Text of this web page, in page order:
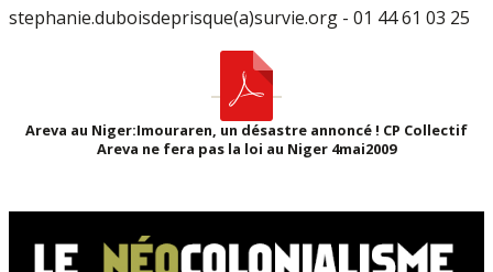
stephanie.duboisdeprisque(a)survie.org - 01 44 61 03 25
Areva au Niger:Imouraren, un désastre annoncé ! CP Collectif
Areva ne fera pas la loi au Niger 4mai2009